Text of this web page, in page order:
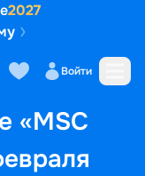
2027
Войти
«MSC
Маршрут и